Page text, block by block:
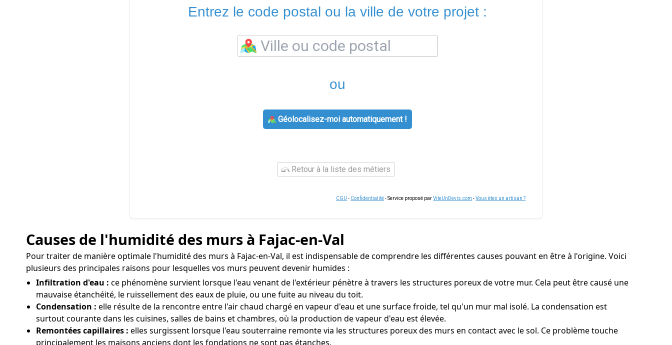
Entrez le code postal ou la ville de votre projet :
ou
Géolocalisez-moi automatiquement !
Retour à la liste des métiers
CGU - Confidentialité- Service proposé parViteUnDevis.com -Vous êtes un artisan ?
Causes de l'humidité des murs à Fajac-en-Val
Pour traiter de manière optimale l'humidité des murs à Fajac-en-Val, il est indispensable de comprendre les différentes causes pouvant en être à l'origine. Voici
plusieurs des principales raisons pour lesquelles vos murs peuvent devenir humides :
Infiltration d'eau : ce phénomène survient lorsque l'eau venant de l'extérieur pénètre à travers les structures poreux de votre mur. Cela peut être causé une
mauvaise étanchéité, le ruissellement des eaux de pluie, ou une fuite au niveau du toit.
Condensation : elle résulte de la rencontre entre l'air chaud chargé en vapeur d'eau et une surface froide, tel qu'un mur mal isolé. La condensation est
surtout courante dans les cuisines, salles de bains et chambres, où la production de vapeur d'eau est élevée.
Remontées capillaires : elles surgissent lorsque l'eau souterraine remonte via les structures poreux des murs en contact avec le sol. Ce problème touche
principalement les maisons anciens dont les fondations ne sont pas étanches.